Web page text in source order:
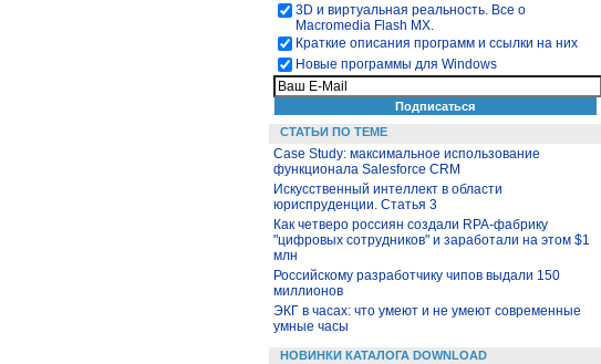
3D и виртуальная реальность. Все о
Macromedia Flash MX.
Краткие описания программ и ссылки на них
Новые программы для Windows
СТАТЬИ ПО ТЕМЕ
Case Study: максимальное использование
функционала Salesforce CRM
Искусственный интеллект в области
юриспруденции. Статья 3
Как четверо россиян создали RPA-фабрику
"цифровых сотрудников" и заработали на этом $1
млн
Российскому разработчику чипов выдали 150
миллионов
ЭКГ в часах: что умеют и не умеют современные
умные часы
НОВИНКИ КАТАЛОГА DOWNLOAD